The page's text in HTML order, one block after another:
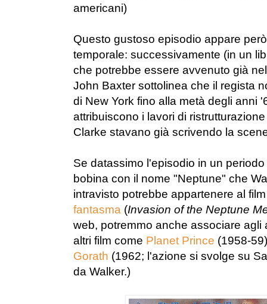
americani)
Questo gustoso episodio appare
temporale: successivamente (in un
che potrebbe essere avvenuto già
John Baxter sottolinea che il regista
di New York fino alla metà degli anni
attribuiscono i lavori di
Clarke stavano già scrivendo la
Se datassimo l'episodio in un
bobina con il nome "Neptune" che
intravisto potrebbe appartenere al
fantasma (Invasion of the Neptune
web, potremmo anche associare agli
altri film come Planet Prince (1958-
Gorath (1962; l'azione si svolge su
da Walker.)